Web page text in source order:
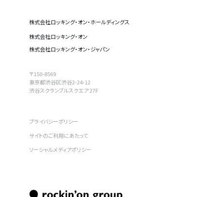
株式会社ロッキング・オン・ホールディングス
株式会社ロッキング・オン
株式会社ロッキング・オン・ジャパン
〒150-8569
東京都渋谷区渋谷2-24-12
渋谷スクランブルスクエア 27F
プライバシーポリシー
サイトのご利用にあたって
ソーシャルメディアポリシー